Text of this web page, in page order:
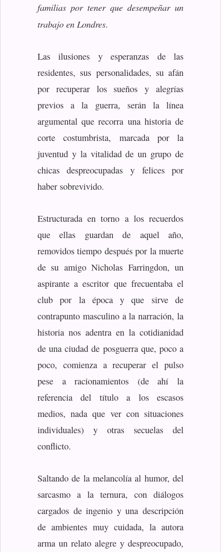
familias por tener que desempeñar un
trabajo en Londres.
Las ilusiones y esperanzas de las
residentes, sus personalidades, su afán
por recuperar los sueños y alegrías
previos a la guerra, serán la línea
argumental que recorra una historia de
corte costumbrista, marcada por la
juventud y la vitalidad de un grupo de
chicas despreocupadas y felices por
haber sobrevivido.
Estructurada en torno a los recuerdos
que ellas guardan de aquel año,
removidos tiempo después por la muerte
de su amigo Nicholas Farringdon, un
aspirante a escritor que frecuentaba el
club por la época y que sirve de
contrapunto masculino a la narración, la
historia nos adentra en la cotidianidad
de una ciudad de posguerra que, poco a
poco, comienza a recuperar el pulso
pese a racionamientos (de ahí la
referencia del título a los escasos
medios, nada que ver con situaciones
individuales) y otras secuelas del
conflicto.
Saltando de la melancolía al humor, del
sarcasmo a la ternura, con diálogos
cargados de ingenio y una descripción
de ambientes muy cuidada, la autora
arma un relato alegre y despreocupado,